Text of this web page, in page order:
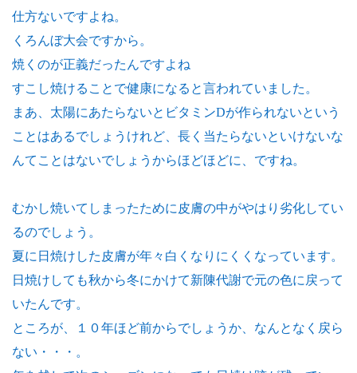
仕方ないですよね。
くろんぼ大会ですから。
焼くのが正義だったんですよね
すこし焼けることで健康になると言われていました。
まあ、太陽にあたらないとビタミンDが作られないという
ことはあるでしょうけれど、長く当たらないといけないな
んてことはないでしょうからほどほどに、ですね。
むかし焼いてしまったために皮膚の中がやはり劣化してい
るのでしょう。
夏に日焼けした皮膚が年々白くなりにくくなっています。
日焼けしても秋から冬にかけて新陳代謝で元の色に戻って
いたんです。
ところが、１０年ほど前からでしょうか、なんとなく戻ら
ない・・・。